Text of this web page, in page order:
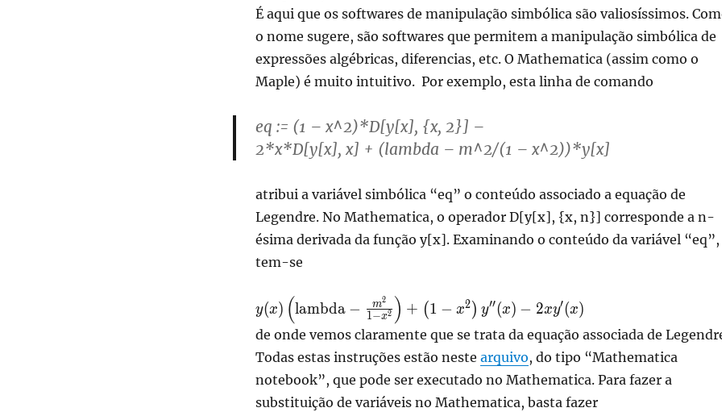
É aqui que os softwares de manipulação simbólica são valiosíssimos.
o nome sugere, são softwares que permitem a manipulação simbólica de
expressões algébricas, diferencias, etc. O Mathematica (assim como o
Maple) é muito intuitivo. Por exemplo, esta linha de comando
eq := (1 – x^2)*D[y[x], {x, 2}] –
2*x*D[y[x], x] + (lambda – m^2/(1 – x^2))*y[x]
atribui a variável simbólica “eq” o conteúdo associado a equação de
Legendre. No Mathematica, o operador D[y[x], {x, n}] corresponde a n-
ésima derivada da função y[x]. Examinando o conteúdo da variável “eq”,
tem-se
y(x)
\left(\text{lambda}-
\frac{m^2}{1-
x^2}\right)+\left(1-
x^2\right) y''(x)-2 x
y'(x)
y(x) (lambda − 1−x2
m2 ) + (1 − x2) y′′(x) − 2xy′(x)
de onde vemos claramente que se trata da equação associada de
Todas estas instruções estão neste arquivo, do tipo “Mathematica
notebook”, que pode ser executado no Mathematica. Para fazer a
substituição de variáveis no Mathematica, basta fazer